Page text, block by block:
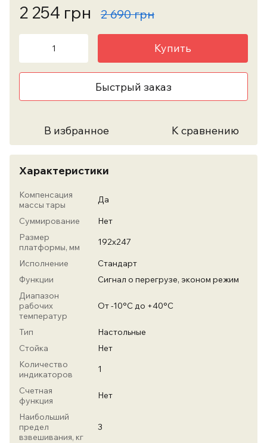
2 254 грн 2 690 грн
Купить
Быстрый заказ
В избранное К сравнению
Характеристики
Компенсация
массы тары
Да
Суммирование
Нет
Размер
платформы, мм
192х247
Исполнение
Стандарт
Функции
Сигнал о перегрузе, эконом режим
Диапазон
рабочих
температур
От -10°С до +40°С
Тип
Настольные
Стойка
Нет
Количество
индикаторов
1
Счетная
функция
Нет
Наибольший
предел
взвешивания, кг
3